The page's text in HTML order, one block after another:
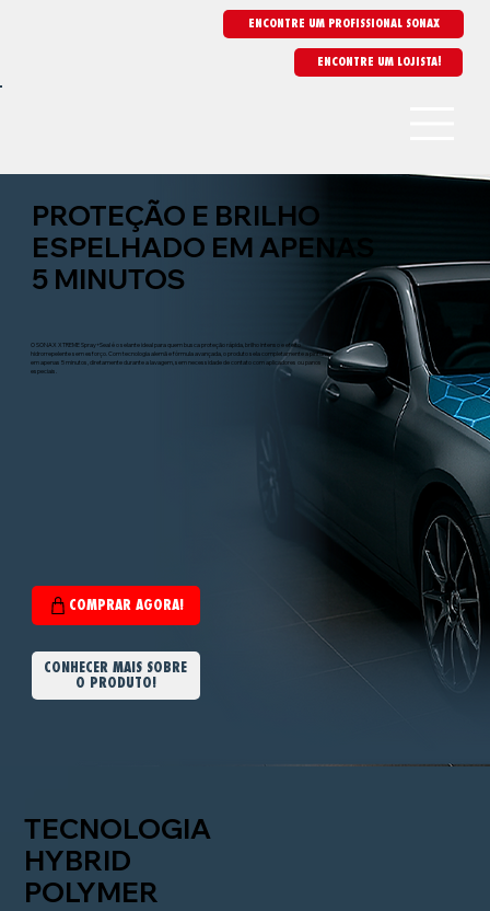
ENCONTRE UM PROFISSIONAL SONAX
ENCONTRE UM LOJISTA!
PROTEÇÃO E BRILHO
ESPELHADO EM APENAS
5 MINUTOS
O SONAX XTREME Spray+Seal é o selante ideal para quem busca proteção rápida, brilho intenso e efeito
hidrorrepelente sem esforço. Com tecnologia alemã e fórmula avançada, o produto sela completamente a pintura
em apenas 5 minutos, diretamente durante a lavagem, sem necessidade de contato com aplicadores ou panos
especiais.
CONHECER MAIS SOBRE
O PRODUTO!
TECNOLOGIA
HYBRID
POLYMER